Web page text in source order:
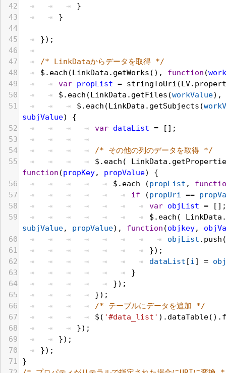
42
43
44
45
46
47
48
49
50
51
52
53
54
55
56
57
58
59
60
61
62
63
64
65
66
67
68
69
70
71
}
}
});
/* LinkDataからデータを取得 */
$ . each (LinkData . getWorks (), function (
var propList = stringToUri (LV.
$ . each (LinkData . getFiles (workValue),
$ . each (LinkData . getSubjects (
subjValue) {
var dataList = [];
/* その他の列のデータを取得 */
$ . each ( LinkData .
function (propKey, propValue) {
$ . each (propList ,
if (propUri ==
var objList = [];
$ . each ( LinkData .
subjValue, propValue), function (objkey,
objList . push (
});
dataList [i ] =
}
});
});
/* テーブルにデータを追加 */
$ ( '#data_list' ). dataTable().
});
});
});
}